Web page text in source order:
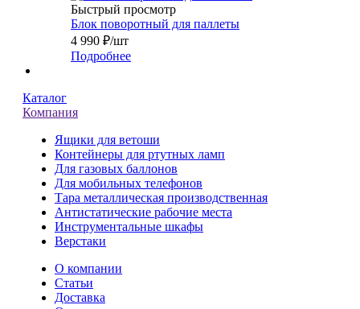
Быстрый просмотр
Блок поворотный для паллеты
4 990 ₽/шт
Подробнее
Каталог
Компания
Ящики для ветоши
Контейнеры для ртутных ламп
Для газовых баллонов
Для мобильных телефонов
Тара металлическая производственная
Антистатические рабочие места
Инструментальные шкафы
Верстаки
О компании
Статьи
Доставка